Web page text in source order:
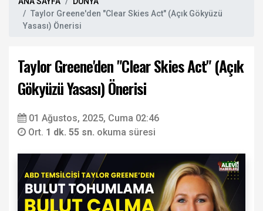
Taylor Greene'den "Clear Skies Act" (Açık Gökyüzü
Yasası) Önerisi
Taylor Greene'den "Clear Skies Act" (Açık
Gökyüzü Yasası) Önerisi
01 Ağustos, 2025, Cuma 02:46
Ort. 1 dk. 55 sn. okuma süresi